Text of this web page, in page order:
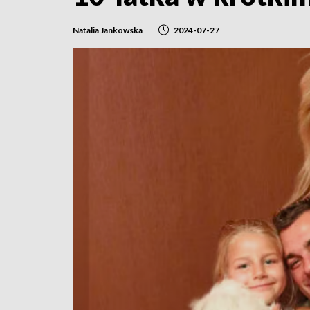
Natalia Jankowska 2024-07-27